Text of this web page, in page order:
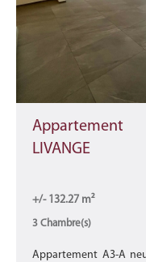
Appartement
LIVANGE
+/- 132.27 m²
3 Chambre(s)
Appartement A3-A